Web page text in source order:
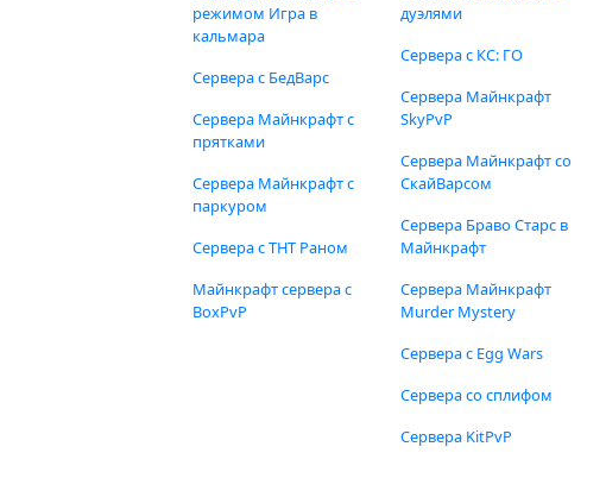
режимом Игра в
кальмара
Сервера с БедВарс
Сервера Майнкрафт с
прятками
Сервера Майнкрафт с
паркуром
Сервера с ТНТ Раном
Майнкрафт сервера с
BoxPvP
дуэлями
Сервера с КС: ГО
Сервера Майнкрафт
SkyPvP
Сервера Майнкрафт со
СкайВарсом
Сервера Браво Старс в
Майнкрафт
Сервера Майнкрафт
Murder Mystery
Сервера с Egg Wars
Сервера со сплифом
Сервера KitPvP